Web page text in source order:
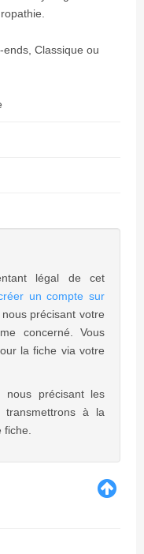
ends, Classique ou
légal de cet
un compte sur
précisant votre
concerné. Vous
la fiche via votre
nous précisant les
transmettrons à la